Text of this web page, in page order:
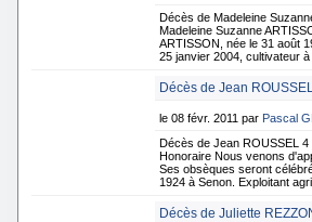
Décès de Madeleine
Madeleine Suzanne
ARTISSON, née le 31 août
25 janvier 2004, cultivateur
Décès de Jean
le 08 févr. 2011 par Pascal
Décès de Jean ROUSSEL
Honoraire Nous venons
Ses obsèques seront
1924 à Senon. Exploitant
Décès de Juliette